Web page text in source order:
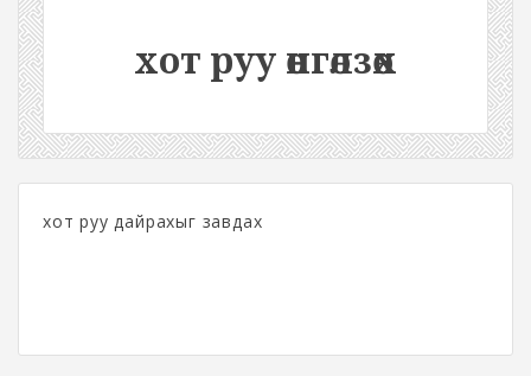
хот руу өнгөлзөх
хот руу дайрахыг завдах